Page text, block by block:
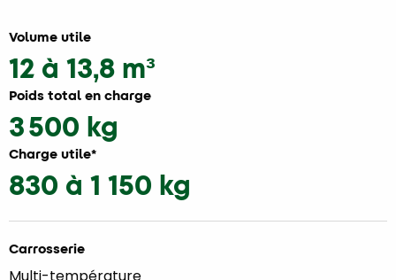
Volume utile
12 à 13,8 m³
Poids total en charge
3 500 kg
Charge utile*
830 à 1 150 kg
Carrosserie